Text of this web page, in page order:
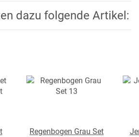
dazu folgende Artikel:
Regenbogen Grau Set